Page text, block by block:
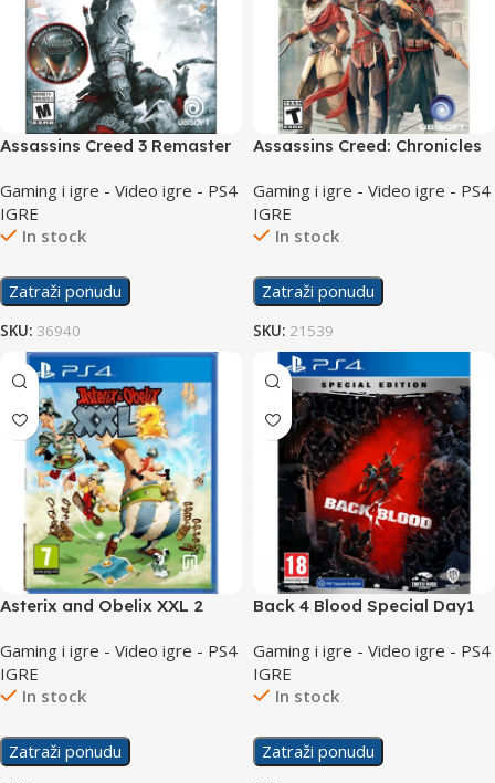
Assassins Creed 3 Remaster
Gaming i igre - Video igre - PS4
IGRE
In stock
Zatraži ponudu
SKU: 36940
Assassins Creed: Chronicles
Gaming i igre - Video igre - PS4
IGRE
In stock
Zatraži ponudu
SKU: 21539
Asterix and Obelix XXL 2
Gaming i igre - Video igre - PS4
IGRE
In stock
Zatraži ponudu
Back 4 Blood Special Day1
Gaming i igre - Video igre - PS4
IGRE
In stock
Zatraži ponudu